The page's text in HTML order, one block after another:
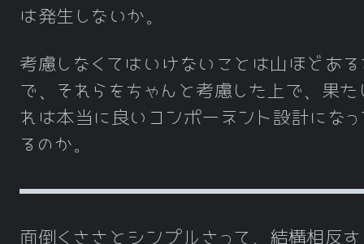
は発生しないか。
考慮しなくてはいけないことは山ほどある
で、それらをちゃんと考慮した上で、果た
れは本当に良いコンポーネント設計にな
るのか。
面倒くささとシンプルさって、結構相反